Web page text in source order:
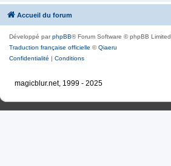
Accueil du forum
Développé parphpBB® Forum Software © phpBB Limited
Traduction française officielle ©Qiaeru
Confidentialité | Conditions
magicblur.net, 1999 - 2025